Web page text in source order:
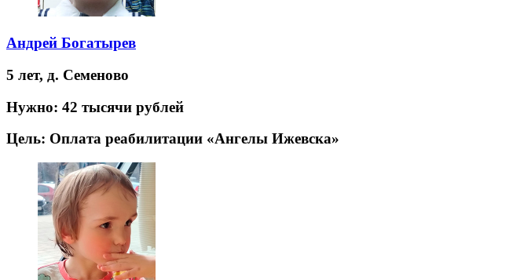
Андрей Богатырев
5 лет, д. Семеново
Нужно: 42 тысячи рублей
Цель: Оплата реабилитации «Ангелы Ижевска»